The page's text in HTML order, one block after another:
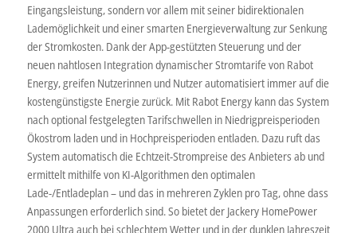
Eingangsleistung, sondern vor allem mit seiner bidirektionalen
Lademöglichkeit und einer smarten Energieverwaltung zur Senkung
der Stromkosten. Dank der App-gestützten Steuerung und der
neuen nahtlosen Integration dynamischer Stromtarife von Rabot
Energy, greifen Nutzerinnen und Nutzer automatisiert immer auf die
kostengünstigste Energie zurück. Mit Rabot Energy kann das System
nach optional festgelegten Tarifschwellen in Niedrigpreisperioden
Ökostrom laden und in Hochpreisperioden entladen. Dazu ruft das
System automatisch die Echtzeit-Strompreise des Anbieters ab und
ermittelt mithilfe von KI-Algorithmen den optimalen
Lade-/Entladeplan – und das in mehreren Zyklen pro Tag, ohne dass
Anpassungen erforderlich sind. So bietet der Jackery HomePower
2000 Ultra auch bei schlechtem Wetter und in der dunklen Jahreszeit